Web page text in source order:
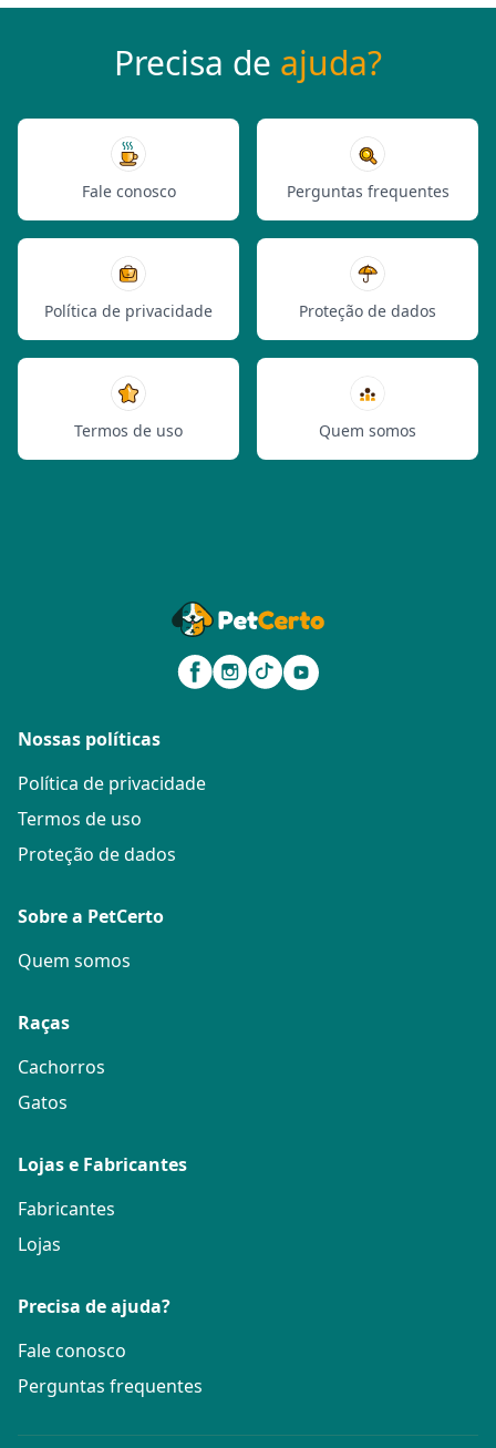
Precisa de ajuda?
Fale conosco Perguntas frequentes
Política de privacidade Proteção de dados
Termos de uso Quem somos
Nossas políticas
Política de privacidade
Termos de uso
Proteção de dados
Sobre a PetCerto
Quem somos
Raças
Cachorros
Gatos
Lojas e Fabricantes
Fabricantes
Lojas
Precisa de ajuda?
Fale conosco
Perguntas frequentes